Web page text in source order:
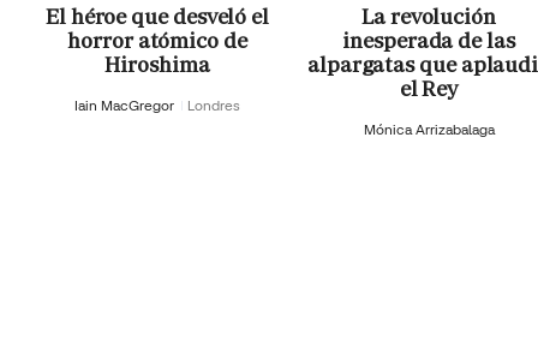
El héroe que desveló el
horror atómico de
Hiroshima
Iain MacGregor Londres
La revolución
inesperada de las
alpargatas que
el Rey
Mónica Arrizabalaga